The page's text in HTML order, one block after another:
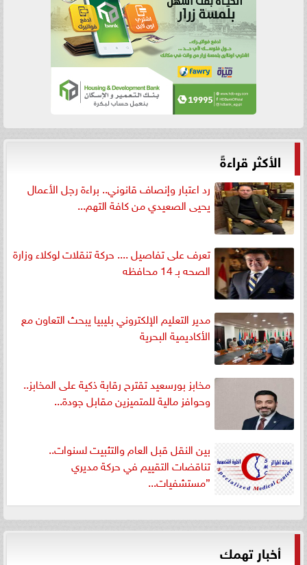
الأكثر قراءةً
رد اعتبار وإنصاف قانوني.. براءة رجل الأعمال
يحيى الصعيدي من كافة التهم...
تعرف على تفاصيل .... حركة تنقلات لوكلاء وزارة
الصحه بـ 14 محافظه
مدير التعليم الإلكتروني بليبيا يبحث التعاون مع
الأكاديمية البحرية
مخابز بورسعيد تقترح رقابة ذكية على المخابز..
وحوافز مالية للمتميزين مقابل جودة...
بين النقل قبل العام والتثبيت لسنوات..
تناقضات التقييم في حركة مديري
”مستشفيات...
أخبار تهمك